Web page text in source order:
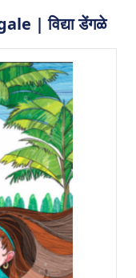
| विद्या डेंगळे